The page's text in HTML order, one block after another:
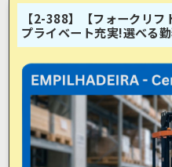
【2-388】【フォークリ
プライベート充実!選べる